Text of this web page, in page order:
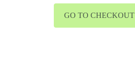
GO TO CHECKOUT